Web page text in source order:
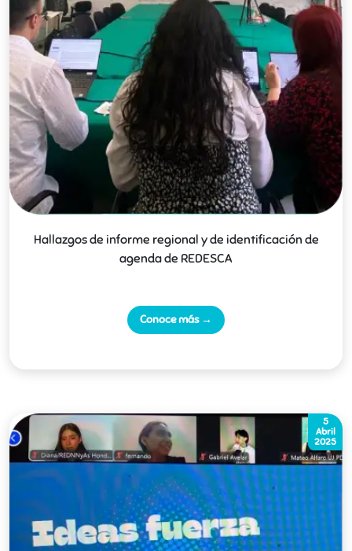
Hallazgos de informe regional y de identificación de
agenda de REDESCA
Conoce más →
5
Abril
2025